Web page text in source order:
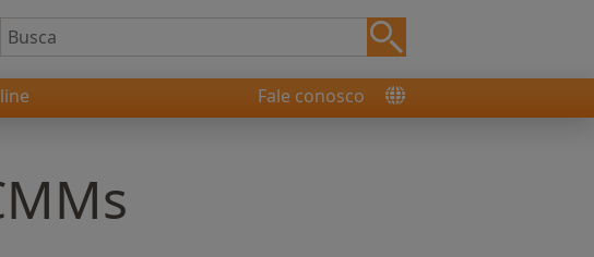
Fale conosco